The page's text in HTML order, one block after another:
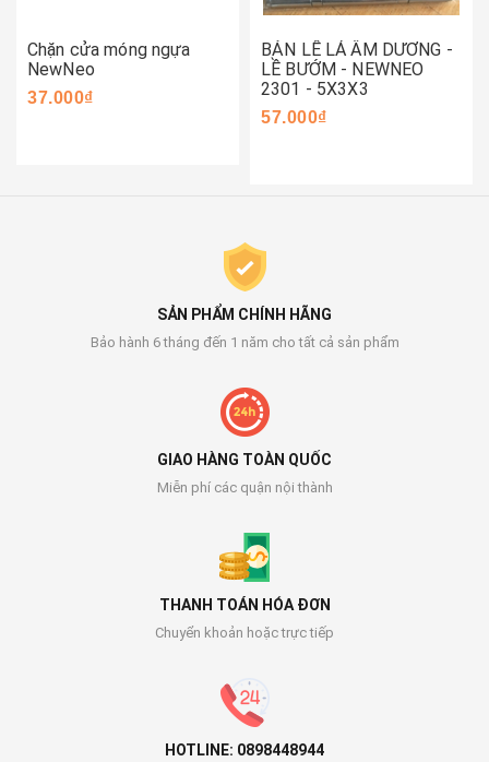
Chặn cửa móng ngựa
NewNeo
37.000₫
BẢN LỀ LÁ ÂM DƯƠNG -
LỀ BƯỚM - NEWNEO
2301 - 5X3X3
57.000₫
SẢN PHẨM CHÍNH HÃNG
Bảo hành 6 tháng đến 1 năm cho tất cả sản phẩm
GIAO HÀNG TOÀN QUỐC
Miễn phí các quận nội thành
THANH TOÁN HÓA ĐƠN
Chuyển khoản hoặc trực tiếp
HOTLINE: 0898448944